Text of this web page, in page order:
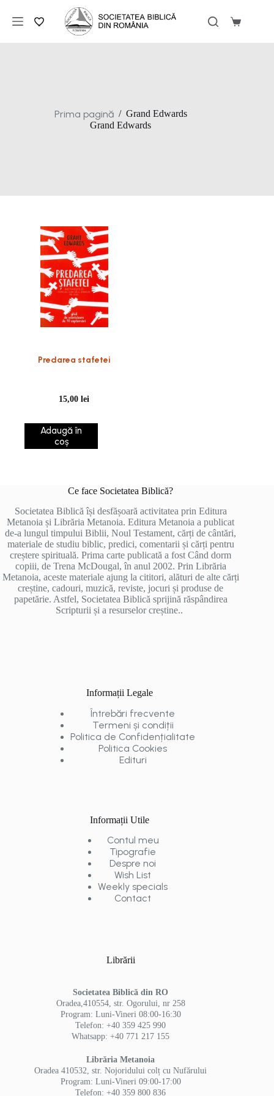
conținut
Coș
Prima pagină / Grand Edwards
Grand Edwards
Predarea stafetei
15,00lei
Adaugă în
coș
Ce face Societatea Biblică?
Societatea Biblică își desfășoară activitatea prin Editura
Metanoia și Librăria Metanoia. Editura Metanoia a publicat
de-a lungul timpului Biblii, Noul Testament, cărți de cântări,
materiale de studiu biblic, predici, comentarii și cărți pentru
creștere spirituală. Prima carte publicată a fost Când dorm
copiii, de Trena McDougal, în anul 2002. Prin Librăria
Metanoia, aceste materiale ajung la cititori, alături de alte cărți
creștine, cadouri, muzică, reviste, jocuri și produse de
papetărie. Astfel, Societatea Biblică sprijină răspândirea
Scripturii și a resurselor creștine..
Informații Legale
Întrebări frecvente
Termeni și condiții
Politica de Confidențialitate
Politica Cookies
Edituri
Informații Utile
Contul meu
Tipografie
Despre noi
Wish List
Weekly specials
Contact
Librării
Societatea Biblică din RO
Oradea,410554, str. Ogorului, nr 258
Program: Luni-Vineri 08:00-16:30
Telefon: +40 359 425 990
Whatsapp: +40 771 217 155
Librăria Metanoia
Oradea 410532, str. Nojoridului colț cu Nufărului
Program: Luni-Vineri 09:00-17:00
Telefon: +40 359 800 836